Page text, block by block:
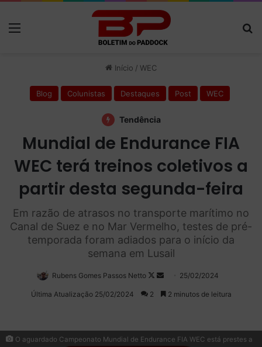
Início / WEC
Blog Colunistas Destaques Post WEC
Tendência
Mundial de Endurance FIA
WEC terá treinos coletivos a
partir desta segunda-feira
Em razão de atrasos no transporte marítimo no
Canal de Suez e no Mar Vermelho, testes de pré-
temporada foram adiados para o início da
semana em Lusail
Rubens Gomes Passos Netto
Follow
on
Mande
um
25/02/2024
Última Atualização 25/02/2024 2 2 minutos de leitura
O aguardado Campeonato Mundial de Endurance FIA WEC está prestes a